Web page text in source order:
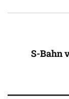
S-Bahn